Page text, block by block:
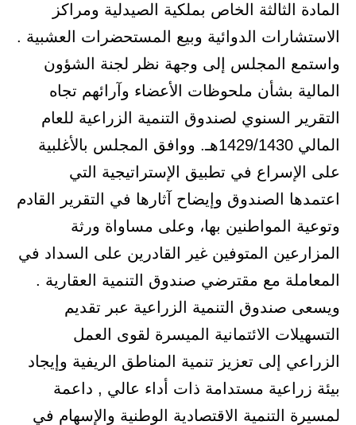
المادة الثالثة الخاص بملكية الصيدلية ومراكز
الاستشارات الدوائية وبيع المستحضرات العشبية .
واستمع المجلس إلى وجهة نظر لجنة الشؤون
المالية بشأن ملحوظات الأعضاء وآرائهم تجاه
التقرير السنوي لصندوق التنمية الزراعية للعام
المالي 1429/1430هـ. ووافق المجلس بالأغلبية
على الإسراع في تطبيق الإستراتيجية التي
اعتمدها الصندوق وإيضاح آثارها في التقرير القادم
وتوعية المواطنين بها، وعلى مساواة ورثة
المزارعين المتوفين غير القادرين على السداد في
المعاملة مع مقترضي صندوق التنمية العقارية .
ويسعى صندوق التنمية الزراعية عبر تقديم
التسهيلات الائتمانية الميسرة لقوى العمل
الزراعي إلى تعزيز تنمية المناطق الريفية وإيجاد
بيئة زراعية مستدامة ذات أداء عالي , داعمة
لمسيرة التنمية الاقتصادية الوطنية والإسهام في